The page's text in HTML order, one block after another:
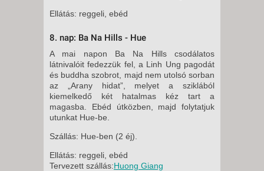
Ellátás: reggeli, ebéd
8. nap: Ba Na Hills - Hue
A mai napon Ba Na Hills csodálatos
látnivalóit fedezzük fel, a Linh Ung pagodát
és buddha szobrot, majd nem utolsó sorban
az „Arany hidat”, melyet a sziklából
kiemelkedő két hatalmas kéz tart a
magasba. Ebéd útközben, majd folytatjuk
utunkat Hue-be.
Szállás: Hue-ben (2 éj).
Ellátás: reggeli, ebéd
Tervezett szállás:Huong Giang